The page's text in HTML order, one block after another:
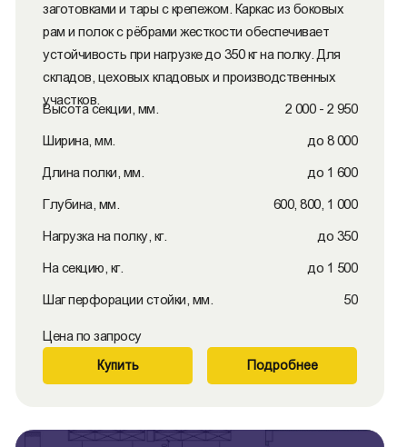
заготовками и тары с крепежом. Каркас из боковых
рам и полок с рёбрами жесткости обеспечивает
устойчивость при нагрузке до 350 кг на полку. Для
складов, цеховых кладовых и производственных
участков.
Высота секции, мм. 2 000 - 2 950
Ширина, мм. до 8 000
Длина полки, мм. до 1 600
Глубина, мм. 600, 800, 1 000
Нагрузка на полку, кг. до 350
На секцию, кг. до 1 500
Шаг перфорации стойки, мм. 50
Цена по запросу
Купить Подробнее